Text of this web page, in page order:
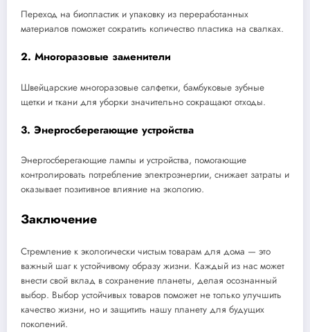
Переход на биопластик и упаковку из переработанных
материалов поможет сократить количество пластика на свалках.
2. Многоразовые заменители
Швейцарские многоразовые салфетки, бамбуковые зубные
щетки и ткани для уборки значительно сокращают отходы.
3. Энергосберегающие устройства
Энергосберегающие лампы и устройства, помогающие
контролировать потребление электроэнергии, снижает затраты и
оказывает позитивное влияние на экологию.
Заключение
Стремление к экологически чистым товарам для дома — это
важный шаг к устойчивому образу жизни. Каждый из нас может
внести свой вклад в сохранение планеты, делая осознанный
выбор. Выбор устойчивых товаров поможет не только улучшить
качество жизни, но и защитить нашу планету для будущих
поколений.